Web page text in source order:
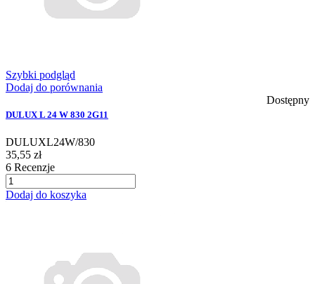
Szybki podgląd
Dodaj do porównania
Dostępny
DULUX L 24 W 830 2G11
DULUXL24W/830
35,55 zł
6 Recenzje
Dodaj do koszyka